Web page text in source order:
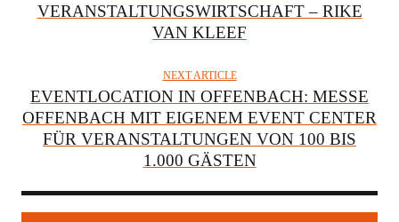
VERANSTALTUNGSWIRTSCHAFT – RIKE
VAN KLEEF
NEXT ARTICLE
EVENTLOCATION IN OFFENBACH: MESSE
OFFENBACH MIT EIGENEM EVENT CENTER
FÜR VERANSTALTUNGEN VON 100 BIS
1.000 GÄSTEN